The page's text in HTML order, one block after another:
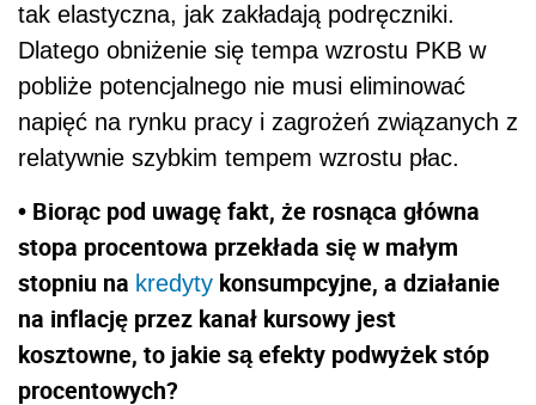
tak elastyczna, jak zakładają podręczniki.
Dlatego obniżenie się tempa wzrostu PKB w
pobliże potencjalnego nie musi eliminować
napięć na rynku pracy i zagrożeń związanych z
relatywnie szybkim tempem wzrostu płac.
• Biorąc pod uwagę fakt, że rosnąca główna
stopa procentowa przekłada się w małym
stopniu na kredyty konsumpcyjne, a działanie
na inflację przez kanał kursowy jest
kosztowne, to jakie są efekty podwyżek stóp
procentowych?